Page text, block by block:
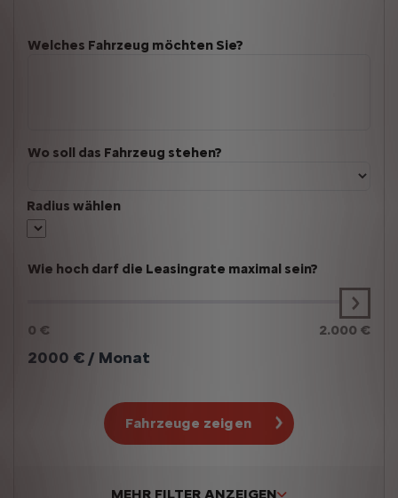
Welches Fahrzeug möchten Sie?
Wo soll das Fahrzeug stehen?
Radius wählen
Wie hoch darf die Leasingrate maximal sein?
0 € 2.000 €
2000 € / Monat
Fahrzeuge zeigen
MEHR FILTER ANZEIGEN